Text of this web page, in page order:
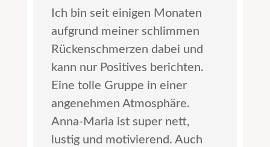
Ich bin seit einigen Monaten
aufgrund meiner schlimmen
Rückenschmerzen dabei und
kann nur Positives berichten.
Eine tolle Gruppe in einer
angenehmen Atmosphäre.
Anna-Maria ist super nett,
lustig und motivierend. Auch